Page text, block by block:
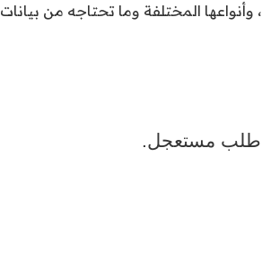
، وأنواعها المختلفة وما تحتاجه من بيانات
طلب مستعجل.